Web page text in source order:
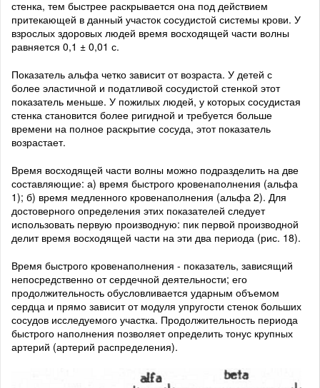
стенка, тем быстрее раскрывается она под действием
притекающей в данный участок сосудистой системы крови. У
взрослых здоровых людей время восходящей части волны
равняется 0,1 ± 0,01 с.
Показатель альфа четко зависит от возраста. У детей с
более эластичной и податливой сосудистой стенкой этот
показатель меньше. У пожилых людей, у которых сосудистая
стенка становится более ригидной и требуется больше
времени на полное раскрытие сосуда, этот показатель
возрастает.
Время восходящей части волны можно подразделить на две
составляющие: а) время быстрого кровенаполнения (альфа
1); б) время медленного кровенаполнения (альфа 2). Для
достоверного определения этих показателей следует
использовать первую производную: пик первой производной
делит время восходящей части на эти два периода (рис. 18).
Время быстрого кровенаполнения - показатель, зависящий
непосредственно от сердечной деятельности; его
продолжительность обусловливается ударным объемом
сердца и прямо зависит от модуля упругости стенок больших
сосудов исследуемого участка. Продолжительность периода
быстрого наполнения позволяет определить тонус крупных
артерий (артерий распределения).